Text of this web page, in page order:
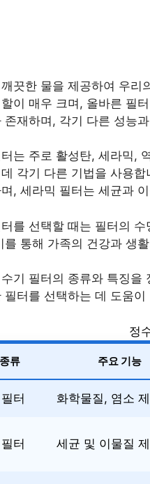
끗한 물을 제공하여 우리
이 매우 크며, 올바른 필
존재하며, 각기 다른 성능
는 주로 활성탄, 세라믹,
각기 다른 기법을 사용
, 세라믹 필터는 세균과
를 선택할 때는 필터의
를 통해 가족의 건강과 생
기 필터의 종류와 특징을
필터를 선택하는 데 도움
정
류 주요 기능
터 화학물질, 염소
터 세균 및 이물질